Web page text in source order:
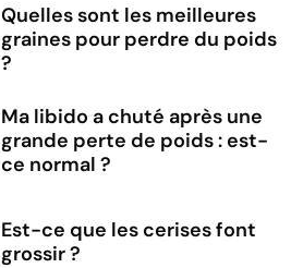
Quelles sont les meilleures
graines pour perdre du poids
?
Ma libido a chuté après une
grande perte de poids : est-
ce normal ?
Est-ce que les cerises font
grossir ?